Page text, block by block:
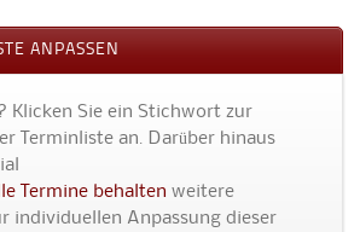
ANPASSEN
Klicken Sie ein Stichwort zur
Terminliste an. Darüber hinaus
Termine behalten weitere
individuellen Anpassung dieser